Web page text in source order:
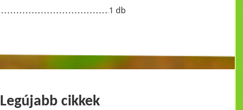
1 db
Legújabb cikkek